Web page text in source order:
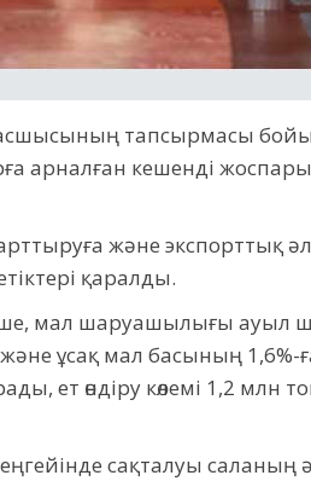
тапсырмасы
арналған кешенді
және экспорттық
қаралды.
мал шаруашылығы ауыл
ұсақ мал басының 1,6%-
ет өндіру көлемі 1,2 млн
сақталуы